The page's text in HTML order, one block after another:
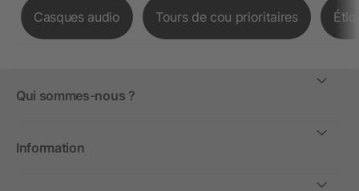
Casques audio Tours de cou prioritaires
Qui sommes-nous ?
Information